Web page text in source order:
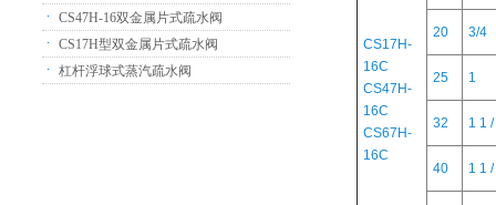
CS47H-16双金属片式疏水阀
CS17H型双金属片式疏水阀
杠杆浮球式蒸汽疏水阀
CS17H-
16C
CS47H-
16C
CS67H-
16C
20 3/4
25 1
32 1 1
40 1 1